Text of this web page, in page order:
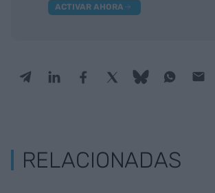
ACTIVAR AHORA
RELACIONADAS